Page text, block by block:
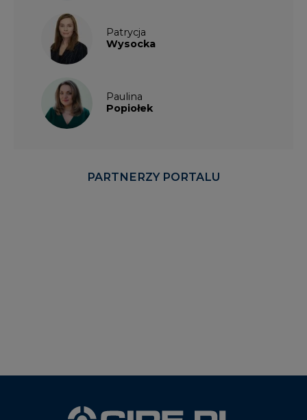
Patrycja
Wysocka
Paulina
Popiołek
PARTNERZY PORTALU